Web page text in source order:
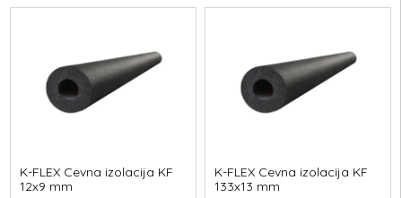
K-FLEX Cevna izolacija KF
12x9 mm
K-FLEX Cevna izolacija KF
133x13 mm